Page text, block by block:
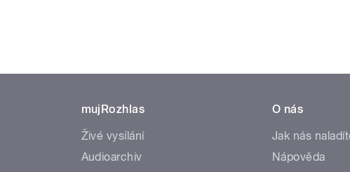
mujRozhlas
Živé vysílání
Audioarchiv
O nás
Jak nás
Nápověda